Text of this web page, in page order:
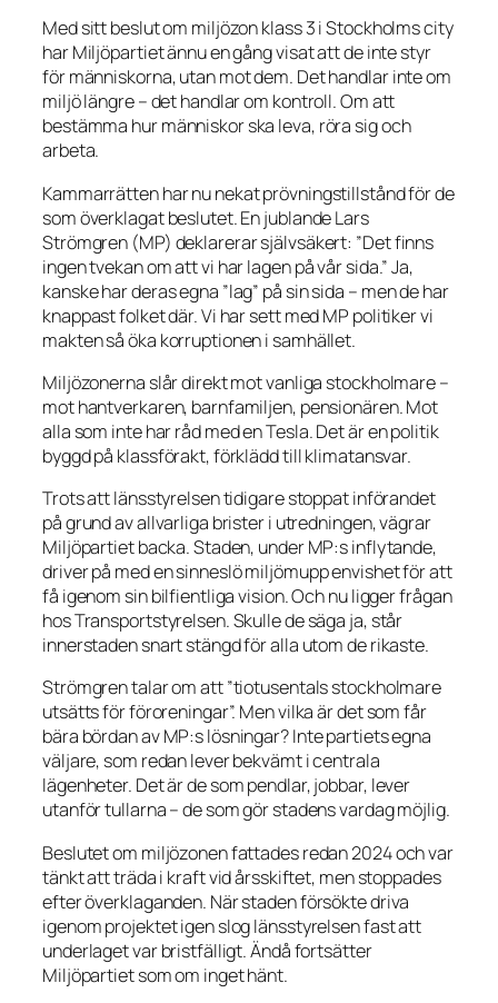
Med sitt beslut om miljözon klass 3 i Stockholms city
har Miljöpartiet ännu en gång visat att de inte styr
för människorna, utan mot dem. Det handlar inte om
miljö längre – det handlar om kontroll. Om att
bestämma hur människor ska leva, röra sig och
arbeta.
Kammarrätten har nu nekat prövningstillstånd för de
som överklagat beslutet. En jublande Lars
Strömgren (MP) deklarerar självsäkert: ”Det finns
ingen tvekan om att vi har lagen på vår sida.”Ja,
kanske har deras egna ”lag” på sin sida – men de har
knappast folket där. Vi har sett med MP politiker vi
makten så öka korruptionen i samhället.
Miljözonerna slår direkt mot vanliga stockholmare –
mot hantverkaren, barnfamiljen, pensionären. Mot
alla som inte har råd med en Tesla. Det är en politik
byggd på klassförakt, förklädd till klimatansvar.
Trots att länsstyrelsen tidigare stoppat införandet
på grund av allvarliga brister i utredningen, vägrar
Miljöpartiet backa. Staden, under MP:s inflytande,
driver på med en sinneslö miljömupp envishet för att
få igenom sin bilfientliga vision. Och nu ligger frågan
hos Transportstyrelsen. Skulle de säga ja, står
innerstaden snart stängd för alla utom de rikaste.
Strömgren talar om att ”tiotusentals stockholmare
utsätts för föroreningar”. Men vilka är det som får
bära bördan av MP:s lösningar? Inte partiets egna
väljare, som redan lever bekvämt i centrala
lägenheter. Det är de som pendlar, jobbar, lever
utanför tullarna – de som gör stadens vardag möjlig.
Beslutet om miljözonen fattades redan 2024 och var
tänkt att träda i kraft vid årsskiftet, men stoppades
efter överklaganden. När staden försökte driva
igenom projektet igen slog länsstyrelsen fast att
underlaget var bristfälligt. Ändå fortsätter
Miljöpartiet som om inget hänt.